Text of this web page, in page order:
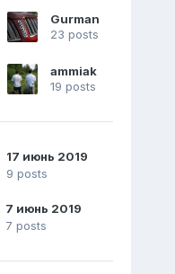
Gurman
23 posts
ammiak
19 posts
17 июнь 2019
9 posts
7 июнь 2019
7 posts